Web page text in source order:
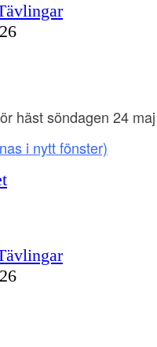
häst söndagen 24 maj
i nytt fönster)